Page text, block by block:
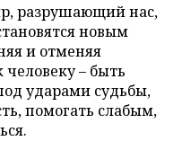
разрушающий нас,
новым
и отменяя
– быть
ударами судьбы,
помогать слабым,